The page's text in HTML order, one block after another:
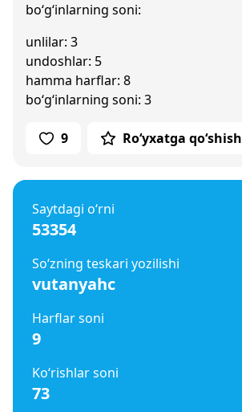
bo‘g‘inlarning soni:
unlilar: 3
undoshlar: 5
hamma harflar: 8
bo‘g‘inlarning soni: 3
9 Ro‘yxatga qo‘shish
Saytdagi o‘rni
53354
So‘zning teskari yozilishi
vutanyahc
Harflar soni
9
Ko‘rishlar soni
73